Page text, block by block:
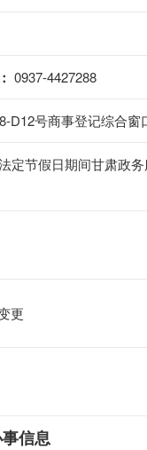
0937-4427288
D12号商事登记综合窗
定节假日期间甘肃政
更
信息